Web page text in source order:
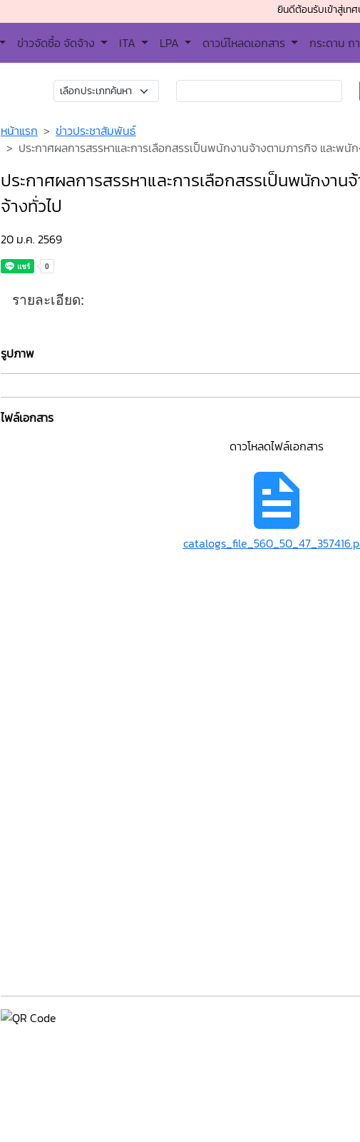
ยินดีต้อนรับเข้าสู่เทศบาลตำบ
ข่าวจัดซื้อ จัดจ้าง ITA LPA ดาวน์โหลดเอกสาร กระดาน
หน้าแรก
ข่าวประชาสัมพันธ์
ประกาศผลการสรรหาและการเลือกสรรเป็นพนักงานจ้างตามภารกิจ และพนั
ประกาศผลการสรรหาและการเลือกสรรเป็นพนักงา
จ้างทั่วไป
20 ม.ค. 2569
รายละเอียด:
รูปภาพ
ไฟล์เอกสาร
ดาวโหลดไฟล์เอกสาร